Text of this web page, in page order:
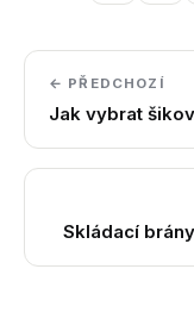
← PŘEDCHOZÍ
Jak vybrat
Skládací